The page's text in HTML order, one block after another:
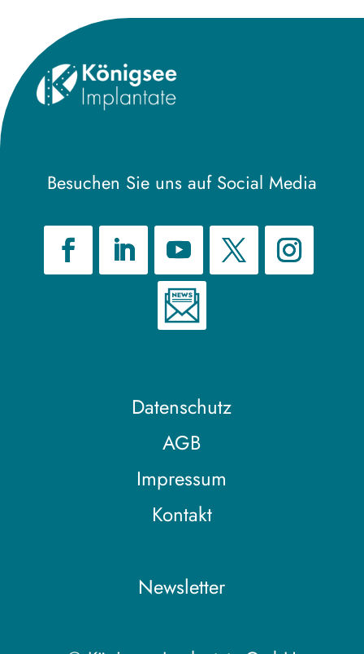
Besuchen Sie uns auf Social Media
Datenschutz
AGB
Impressum
Kontakt
Newsletter